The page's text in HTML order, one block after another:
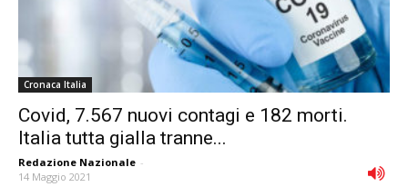
Cronaca Italia
Covid, 7.567 nuovi contagi e 182 morti.
Italia tutta gialla tranne...
Redazione Nazionale -
14 Maggio 2021